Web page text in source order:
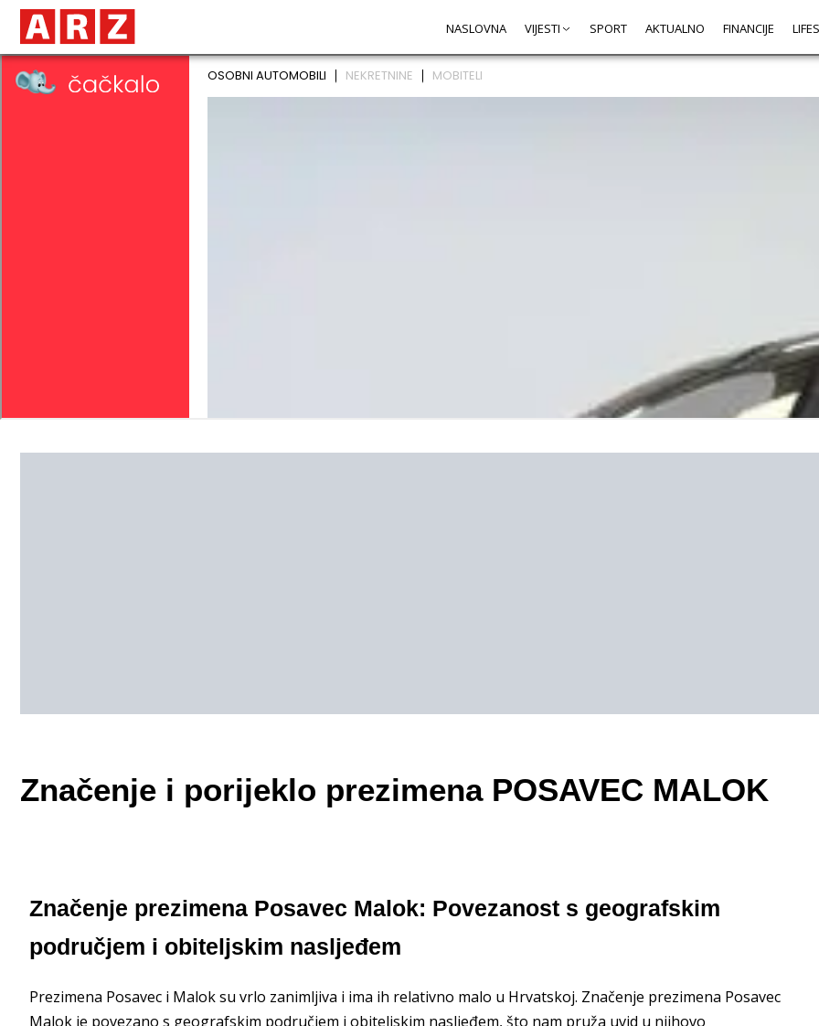
NASLOVNA VIJESTI SPORT AKTUALNO FINANCIJE
Značenje i porijeklo prezimena POSAVEC MALOK
Značenje prezimena Posavec Malok: Povezanost s geografskim
područjem i obiteljskim nasljeđem
Prezimena Posavec i Malok su vrlo zanimljiva i ima ih relativno malo u Hrvatskoj. Značenje prezimena Posavec
Malok je povezano s geografskim područjem i obiteljskim nasljeđem, što nam pruža uvid u njihovo